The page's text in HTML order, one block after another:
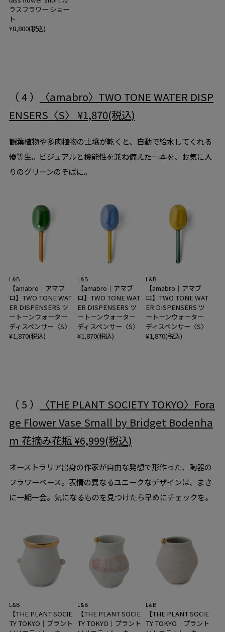
ラスフラワー ショー
ト
¥8,800(税込)
（ 4 ）
〈amabro〉TWO TONE WATER DISP
ENSERS〈S〉 ¥1,870(税込)
観葉植物や多肉植物の土壌が乾くと、自動で給水してくれる
優等生。ビジュアルと機能性を兼ね備えた一本を、お気に入
りのグリーンのそばに。
L&B
【amabro｜アマブ
ロ】TWO TONE WAT
ER DISPENSERS ツ
ートーンウォーター
ディスペンサー〈S〉
¥1,870(税込)
L&B
【amabro｜アマブ
ロ】TWO TONE WAT
ER DISPENSERS ツ
ートーンウォーター
ディスペンサー〈S〉
¥1,870(税込)
L&B
【amabro｜アマブ
ロ】TWO TONE WAT
ER DISPENSERS ツ
ートーンウォーター
ディスペンサー〈S〉
¥1,870(税込)
（ 5 ）
〈THE PLANT SOCIETY TOKYO〉Fora
ge Flower Vase Small by Bridget Bodenha
m 花摘み花瓶 ¥6,999(税込)
オーストラリア出身の作家が自由な発想で形作った、陶器の
フラワーベース。表情の異なるユニークなデザインは、まさ
に一期一会。気になるものを見つけたら早めにチェックを。
L&B
【THE PLANT SOCIE
TY TOKYO｜プラント
L&B
【THE PLANT SOCIE
TY TOKYO｜プラント
L&B
【THE PLANT SOCIE
TY TOKYO｜プラント